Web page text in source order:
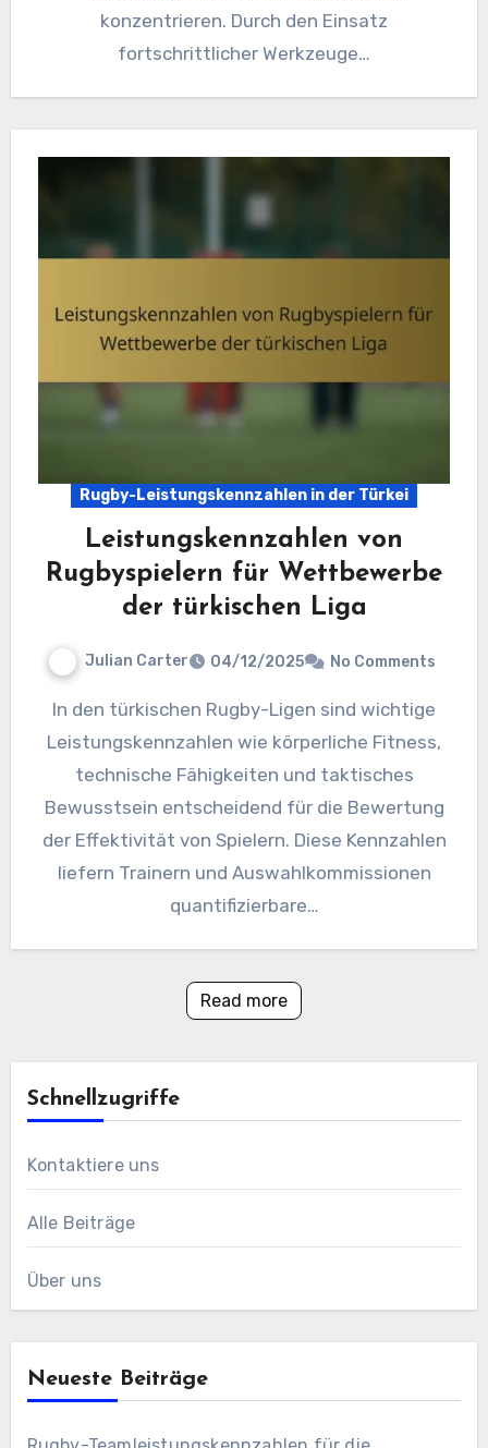
konzentrieren. Durch den Einsatz
fortschrittlicher Werkzeuge…
Rugby-Leistungskennzahlen in der Türkei
Leistungskennzahlen von
Rugbyspielern für Wettbewerbe
der türkischen Liga
Julian Carter 04/12/2025 No Comments
In den türkischen Rugby-Ligen sind wichtige
Leistungskennzahlen wie körperliche Fitness,
technische Fähigkeiten und taktisches
Bewusstsein entscheidend für die Bewertung
der Effektivität von Spielern. Diese Kennzahlen
liefern Trainern und Auswahlkommissionen
quantifizierbare…
Read more
Schnellzugriffe
Kontaktiere uns
Alle Beiträge
Über uns
Neueste Beiträge